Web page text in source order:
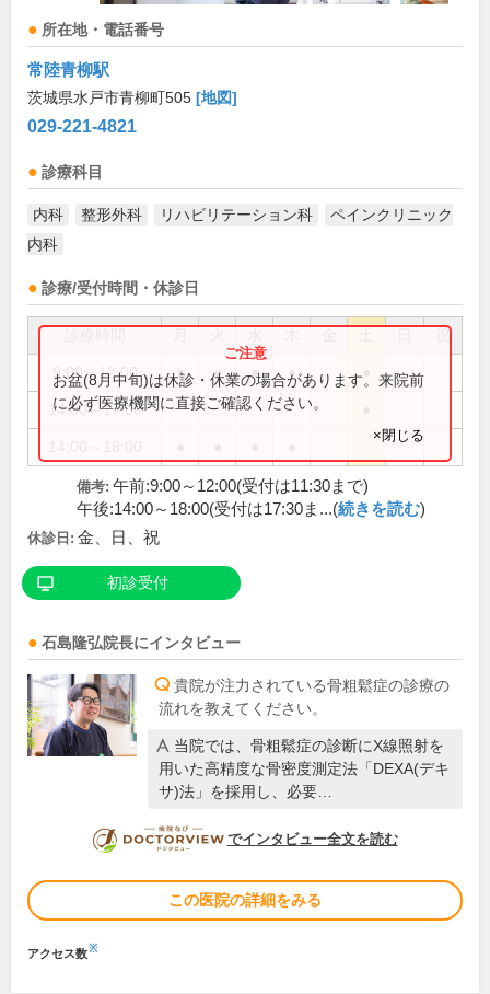
所在地・電話番号
常陸青柳駅
茨城県水戸市青柳町505 [地図]
029-221-4821
診療科目
内科 整形外科 リハビリテーション科
ペインクリニック
内科
診療/受付時間・休診日
祝
9:00～12:00 ● ● ● ●
14:00～17:00
お盆(8月中旬)は休診・休業の場合があります。来院前
に必ず医療機関に直接ご確認ください。
×閉じる
備考: 午前:9:00～12:00(受付は11:30まで)
午後:14:00～18:00(受付は17:30ま...(続きを読む)
休診日: 金、日、祝
初診受付
石島隆弘院長にインタビュー
貴院が注力されている骨粗鬆症の診療の
流れを教えてください。
当院では、骨粗鬆症の診断にX線照射を
用いた高精度な骨密度測定法「DEXA(デキ
サ)法」を採用し、必要…
DOCTORVIEW
でインタビュー全文を読む
この医院の詳細をみる
アクセス数※